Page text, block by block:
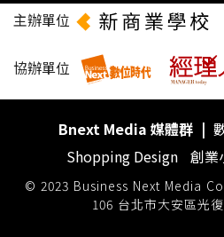
主辦單位
協辦單位
Bnext Media 媒體群 |
Shopping Design 創業
© 2023 Business Next Media
106 台北市大安區光